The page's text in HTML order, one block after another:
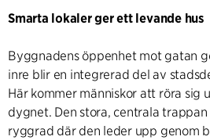
Smarta lokaler ger ett levande hus
Byggnadens öppenhet mot gatan
inre blir en integrerad del av
Här kommer människor att röra sig
dygnet. Den stora, centrala
ryggrad där den leder upp genom